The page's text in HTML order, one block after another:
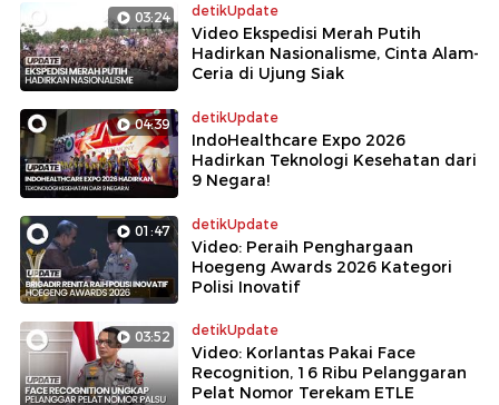
03:24 detikUpdate
Video Ekspedisi Merah Putih
Hadirkan Nasionalisme, Cinta Alam-
Ceria di Ujung Siak
04:39 detikUpdate
IndoHealthcare Expo 2026
Hadirkan Teknologi Kesehatan dari
9 Negara!
01:47 detikUpdate
Video: Peraih Penghargaan
Hoegeng Awards 2026 Kategori
Polisi Inovatif
03:52 detikUpdate
Video: Korlantas Pakai Face
Recognition, 16 Ribu Pelanggaran
Pelat Nomor Terekam ETLE